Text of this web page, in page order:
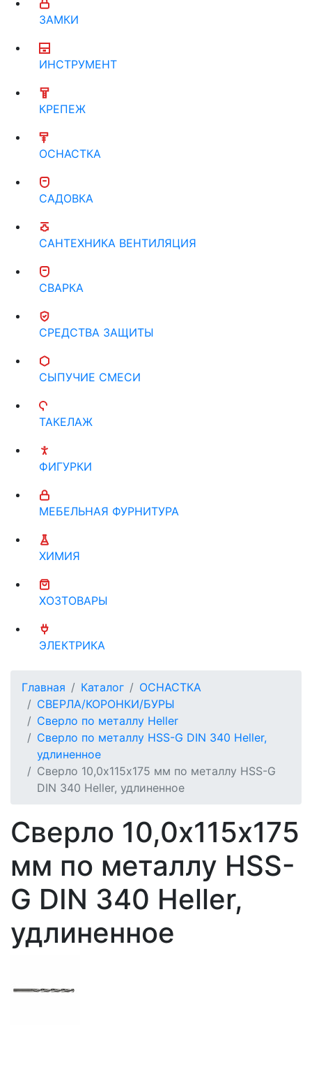
ЗАМКИ
ИНСТРУМЕНТ
КРЕПЕЖ
ОСНАСТКА
САДОВКА
САНТЕХНИКА ВЕНТИЛЯЦИЯ
СВАРКА
СРЕДСТВА ЗАЩИТЫ
СЫПУЧИЕ СМЕСИ
ТАКЕЛАЖ
ФИГУРКИ
МЕБЕЛЬНАЯ ФУРНИТУРА
ХИМИЯ
ХОЗТОВАРЫ
ЭЛЕКТРИКА
Главная Каталог
ОСНАСТКА
СВЕРЛА/КОРОНКИ/БУРЫ
Сверло по металлу Heller
Сверло по металлу HSS-G DIN 340 Heller,
удлиненное
Сверло 10,0х115х175 мм по металлу HSS-G
DIN 340 Heller, удлиненное
Сверло 10,0х115х175
мм по металлу HSS-
G DIN 340 Heller,
удлиненное